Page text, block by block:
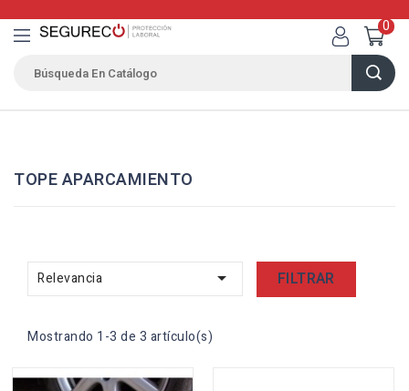
0
TOPE APARCAMIENTO
Relevancia  FILTRAR
Mostrando 1-3 de 3 artículo(s)